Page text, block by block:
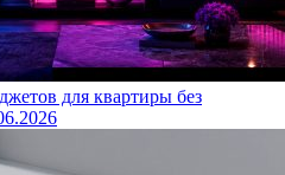
для квартиры без